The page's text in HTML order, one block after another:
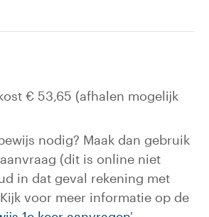
€ 53,65 (afhalen mogelijk
nodig? Maak dan gebruik
(dit is online niet
in dat geval rekening met
voor meer informatie op de